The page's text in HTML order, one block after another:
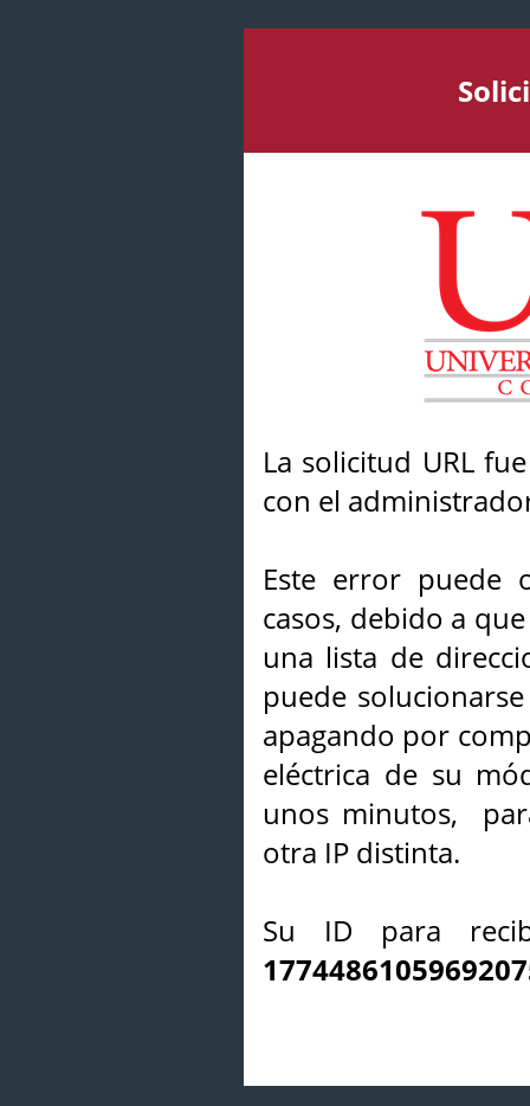
La solicitud URL
con el
Este error puede
casos, debido a
una lista de
puede
apagando por
eléctrica de su
unos minutos,
otra IP distinta.
Su ID para